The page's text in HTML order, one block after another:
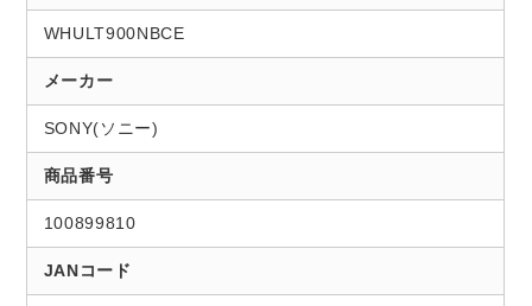
WHULT900NBCE
メーカー
SONY(ソニー)
商品番号
100899810
JANコード